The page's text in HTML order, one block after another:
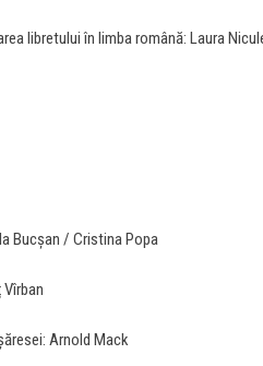
libretului în limba română: Laura
Bucșan / Cristina Popa
Arnold Mack